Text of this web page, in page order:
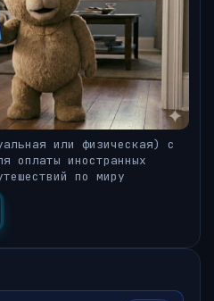
или физическая) с
оплаты иностранных
по миру